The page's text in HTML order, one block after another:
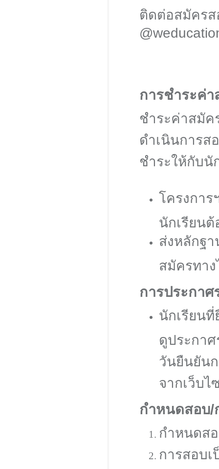
ติดต่อสมัคร
การชำระค่
ชำระค่าสมั
ดำเนินการส
ชำระให้กับนั
โครงกา
นักเรียนต้
ส่งหลักฐ
สมัครทา
การประกา
นักเรียน
ดูประกา
วันยืนยัน
จากเว็บไ
กำหนดสอบ/
กำหนดส
การสอบ